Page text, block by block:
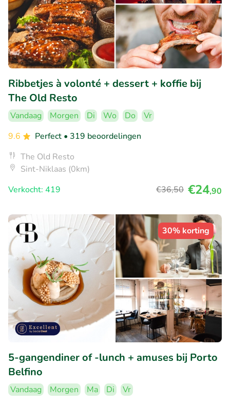
Ribbetjes à volonté + dessert + koffie bij
The Old Resto
Vandaag Morgen Di Wo Do
Vr
9.6
Perfect • 319 beoordelingen
The Old Resto
Sint-Niklaas (0km)
Verkocht: 419
€36,50 €24,90
30% korting
5-gangendiner of -lunch + amuses bij Porto
Belfino
Vandaag Morgen Ma Di
Vr